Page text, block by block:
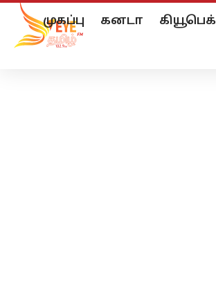
முகப்பு கனடா கியூபெக்